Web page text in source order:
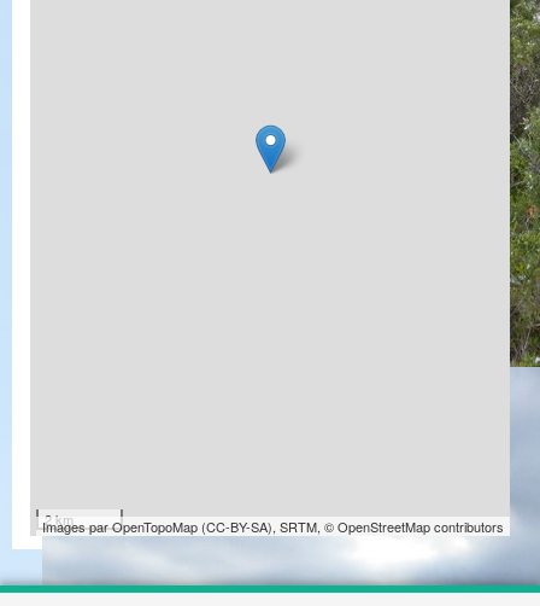
2 km
Images parOpenTopoMap (CC-BY-SA), SRTM, © OpenStreetMap contributors